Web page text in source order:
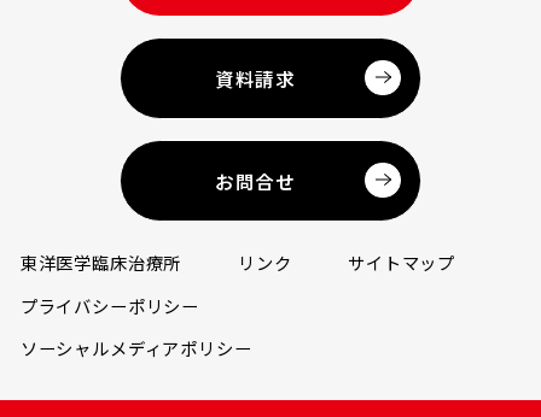
資料請求
お問合せ
東洋医学臨床治療所 リンク
サイトマップ
プライバシーポリシー
ソーシャルメディアポリシー